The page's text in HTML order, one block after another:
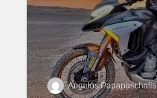
Angelos Papapaschalis